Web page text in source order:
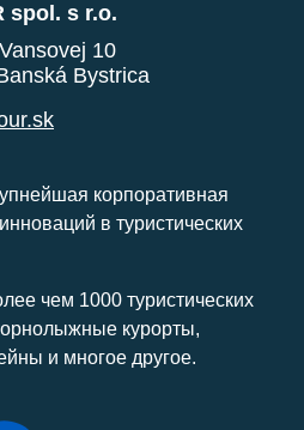
spol. s r.o.
10
Bystrica
корпоративная
в туристических
чем 1000 туристических
курорты,
и многое другое.